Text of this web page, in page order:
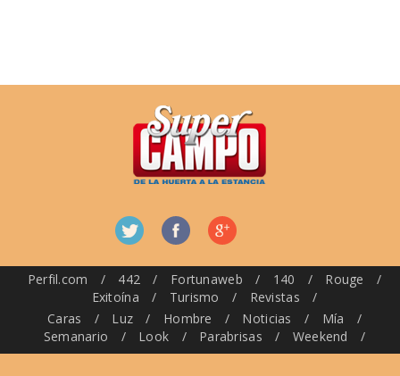
Perfil.com / 442 / Fortunaweb / 140 / Rouge
/
Exitoína
/ Turismo / Revistas
/
Caras
/ Luz / Hombre / Noticias / Mía
/
Semanario
/ Look / Parabrisas / Weekend /